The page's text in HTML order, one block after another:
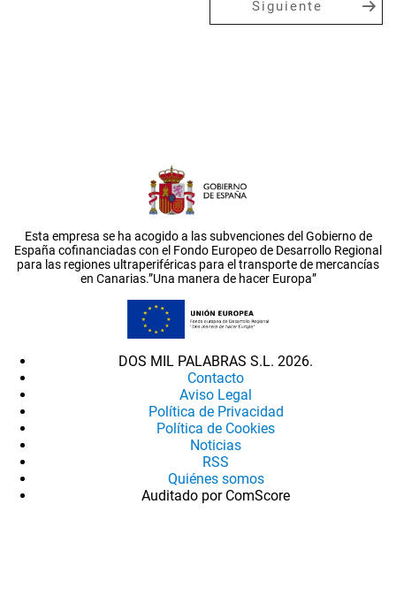
Siguiente
Esta empresa se ha acogido a las subvenciones del Gobierno de
España cofinanciadas con el Fondo Europeo de Desarrollo Regional
para las regiones ultraperiféricas para el transporte de mercancías
en Canarias.”Una manera de hacer Europa”
DOS MIL PALABRAS S.L. 2026.
Contacto
Aviso Legal
Política de Privacidad
Política de Cookies
Noticias
RSS
Quiénes somos
Auditado por ComScore